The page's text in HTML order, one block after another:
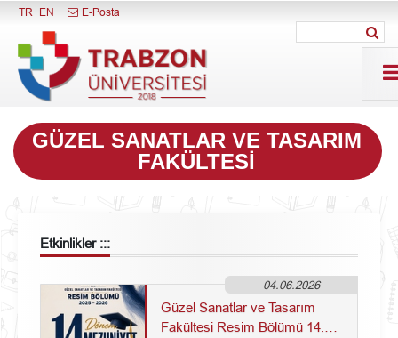
Menüyü Kapat
TR EN E-Posta
GÜZEL SANATLAR VE TASARIM
FAKÜLTESI
Etkinlikler :::
04.06.2026
Güzel Sanatlar ve Tasarım
Fakültesi Resim Bölümü 14.